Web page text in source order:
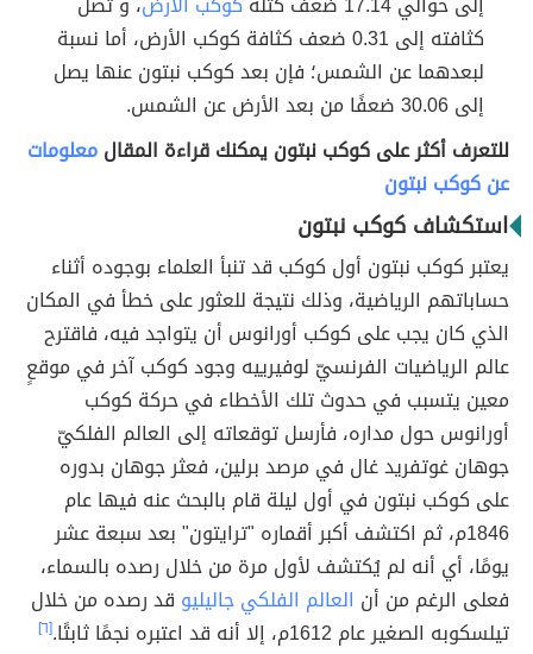
كثافته إلى 0.31 ضعف كثافة كوكب الأرض، أما نسبة
لبعدهما عن الشمس؛ فإن بعد كوكب نبتون عنها يصل
إلى 30.06 ضعفًا من بعد الأرض عن الشمس.
للتعرف أكثر على كوكب نبتون يمكنك قراءة المقالمعلومات
عن كوكب نبتون
استكشاف كوكب نبتون
يعتبر كوكب نبتون أول كوكب قد تنبأ العلماء بوجوده أثناء
حساباتهم الرياضية، وذلك نتيجة للعثور على خطأ في المكان
الذي كان يجب على كوكب أورانوس أن يتواجد فيه، فاقترح
عالم الرياضيات الفرنسيّ لوفيرييه وجود كوكب آخر في موقعٍ
معين يتسبب في حدوث تلك الأخطاء في حركة كوكب
أورانوس حول مداره، فأرسل توقعاته إلى العالم الفلكيّ
جوهان غوتفريد غال في مرصد برلين، فعثر جوهان بدوره
على كوكب نبتون في أول ليلة قام بالبحث عنه فيها عام
1846م، ثم اكتشف أكبر أقماره "ترايتون" بعد سبعة عشر
يومًا، أي أنه لم يُكتشف لأول مرة من خلال رصده بالسماء،
فعلى الرغم من أن العالم الفلكي جاليليو قد رصده من خلال
تيلسكوبه الصغير عام 1612م، إلا أنه قد اعتبره نجمًا ثابتًا.
[٦]